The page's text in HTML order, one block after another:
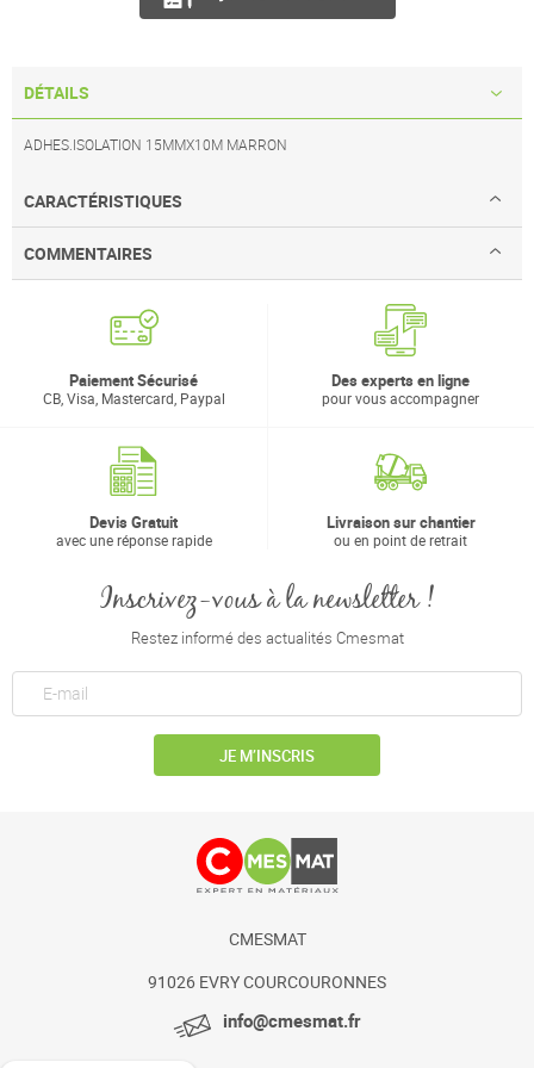
DÉTAILS
ADHES.ISOLATION 15MMX10M MARRON
CARACTÉRISTIQUES
COMMENTAIRES
Paiement Sécurisé
CB, Visa, Mastercard, Paypal
Des experts en ligne
pour vous accompagner
Devis Gratuit
avec une réponse rapide
Livraison sur chantier
ou en point de retrait
Inscrivez-vous à la newsletter !
Restez informé des actualités Cmesmat
JE M’INSCRIS
CMESMAT
91026 EVRY COURCOURONNES
info@cmesmat.fr